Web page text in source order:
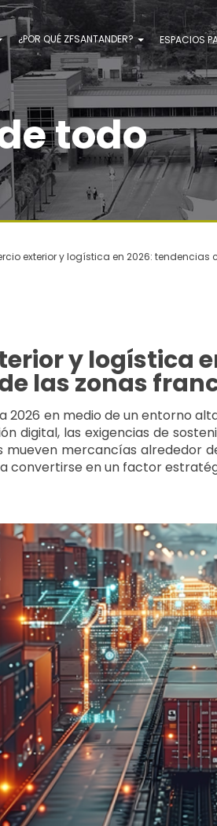
¿POR QUÉ ZFSANTANDER? ESPACIOS
todo
exterior y logística en 2026:
y logística
las zonas
2026 en medio de un entorno
digital, las exigencias de
mercancías alrededor
convertirse en un factor